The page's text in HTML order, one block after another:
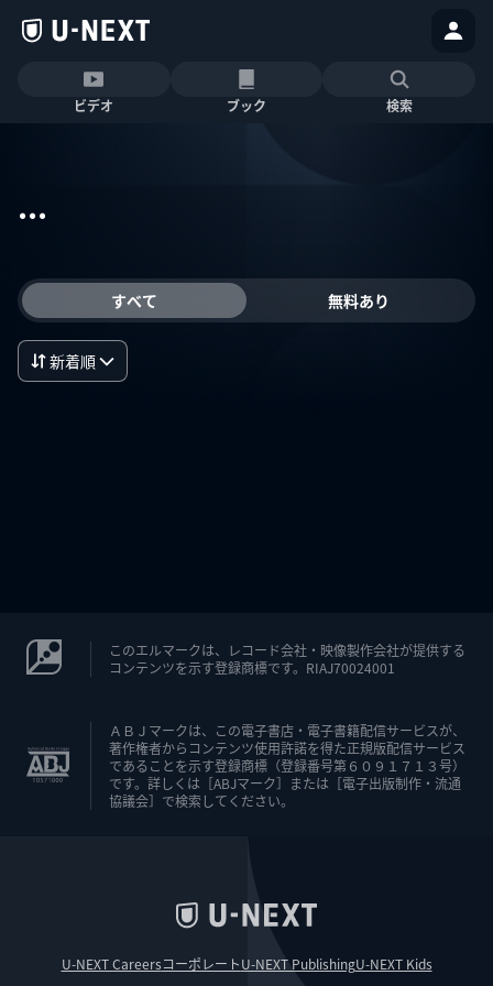
ビデオ ブック 検索
...
すべて 無料あり
新着順
このエルマークは、レコード会社・映像製作会社が提供する
コンテンツを示す登録商標です。RIAJ70024001
ＡＢＪマークは、この電子書店・電子書籍配信サービスが、
著作権者からコンテンツ使用許諾を得た正規版配信サービス
であることを示す登録商標（登録番号第６０９１７１３号）
です。詳しくは［ABJマーク］または［電子出版制作・流通
協議会］で検索してください。
U-NEXT CareersコーポレートU-NEXT PublishingU-NEXT Kids